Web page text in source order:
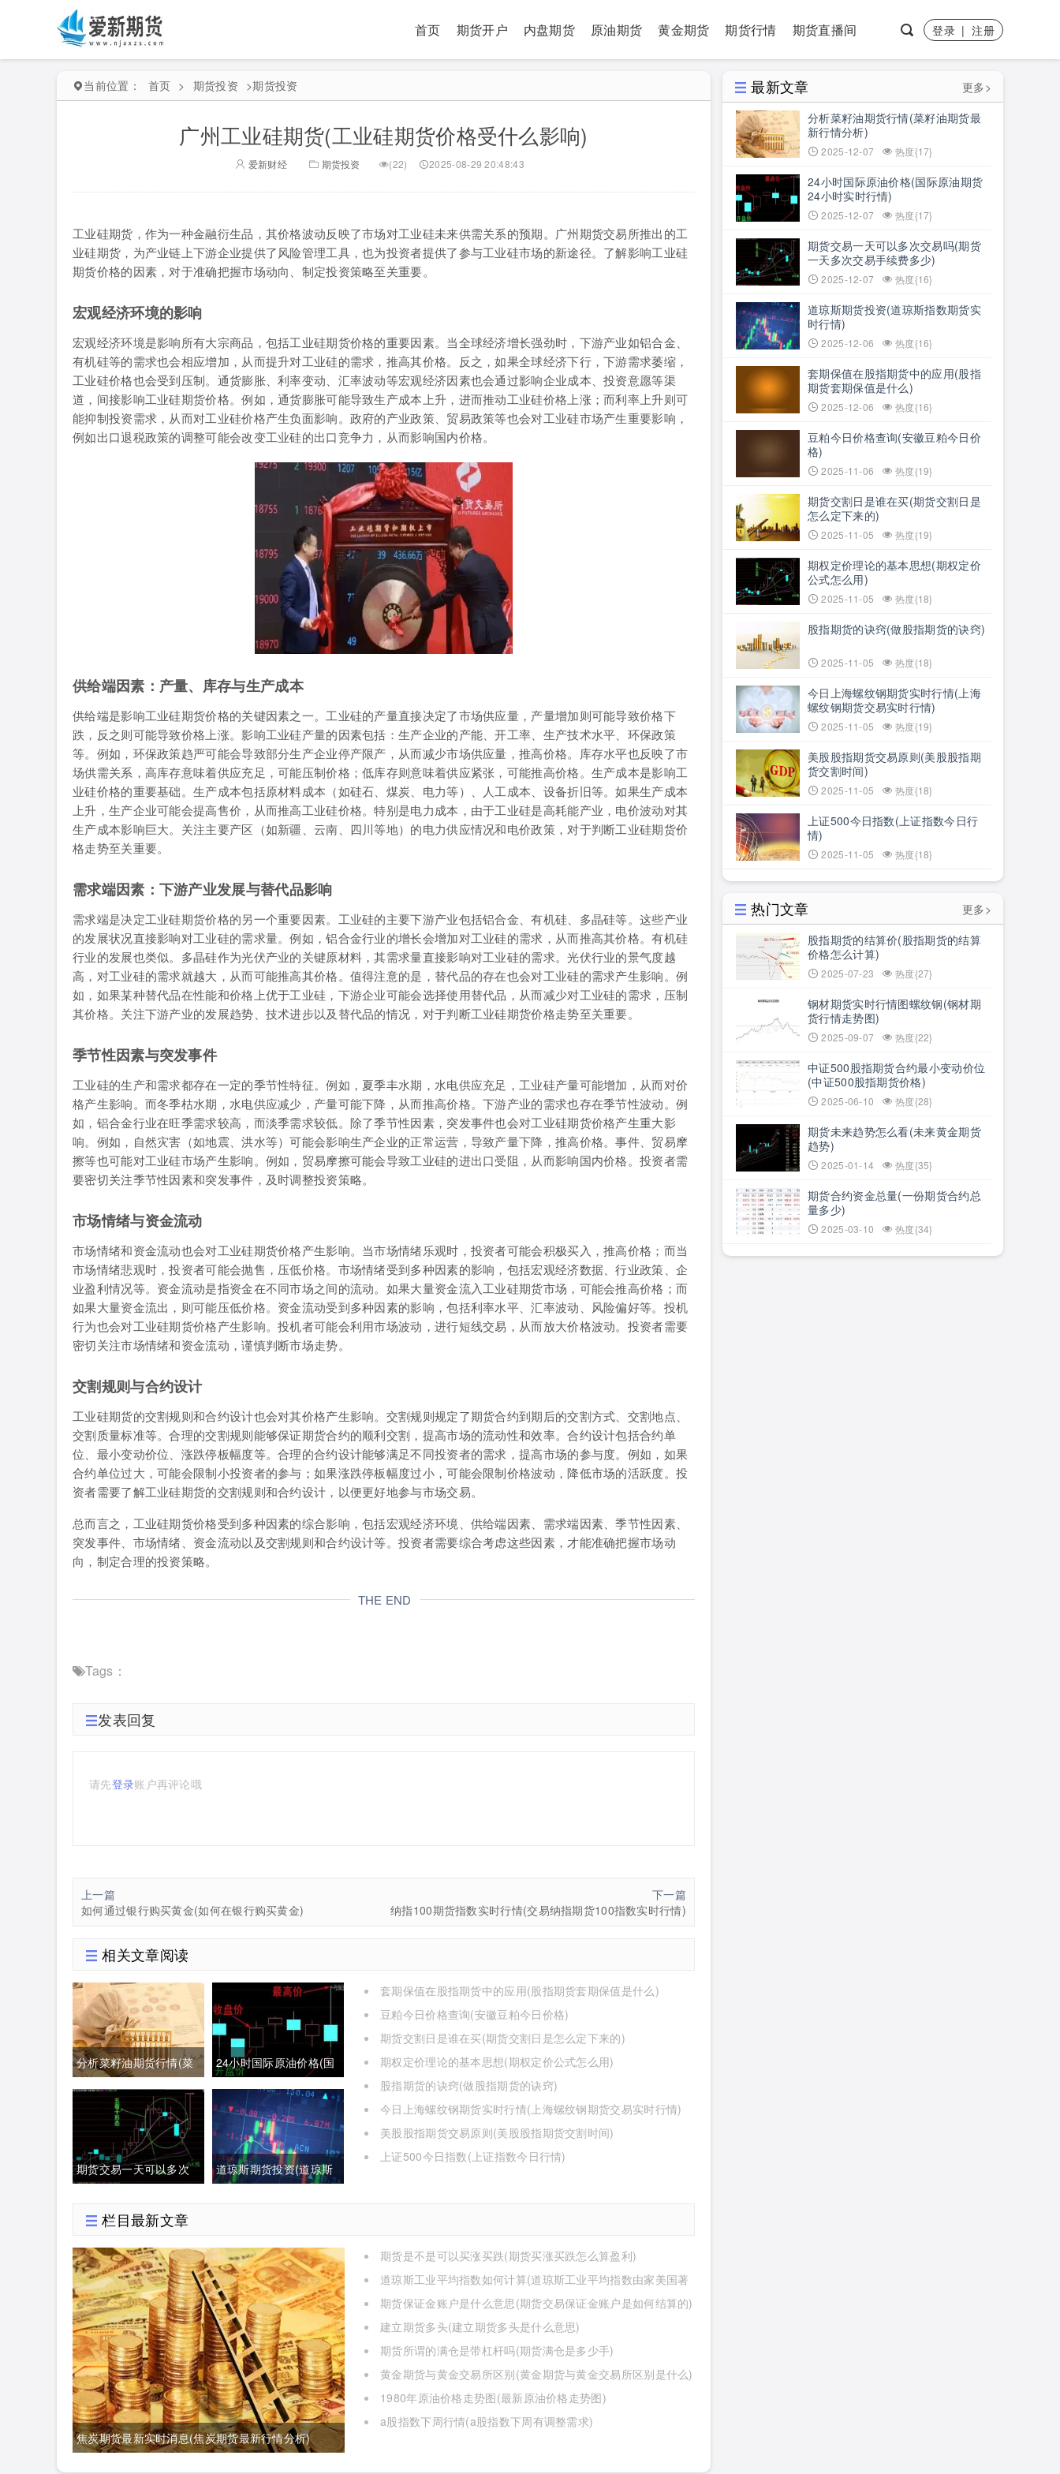
首页 期货开户 内盘期货 原油期货 黄金期货 期货行情 期货直播间 登录|注册
当前位置： 首页 > 期货投资 >期货投资
广州工业硅期货(工业硅期货价格受什么影响)
爱新财经 期货投资 (22) 2025-08-29 20:48:43
工业硅期货，作为一种金融衍生品，其价格波动反映了市场对工业硅未来供需关系的预期。广州期货交易所推出的工
业硅期货，为产业链上下游企业提供了风险管理工具，也为投资者提供了参与工业硅市场的新途径。了解影响工业硅
期货价格的因素，对于准确把握市场动向、制定投资策略至关重要。
宏观经济环境的影响
宏观经济环境是影响所有大宗商品，包括工业硅期货价格的重要因素。当全球经济增长强劲时，下游产业如铝合金、
有机硅等的需求也会相应增加，从而提升对工业硅的需求，推高其价格。反之，如果全球经济下行，下游需求萎缩，
工业硅价格也会受到压制。通货膨胀、利率变动、汇率波动等宏观经济因素也会通过影响企业成本、投资意愿等渠
道，间接影响工业硅期货价格。例如，通货膨胀可能导致生产成本上升，进而推动工业硅价格上涨；而利率上升则可
能抑制投资需求，从而对工业硅价格产生负面影响。政府的产业政策、贸易政策等也会对工业硅市场产生重要影响，
例如出口退税政策的调整可能会改变工业硅的出口竞争力，从而影响国内价格。
供给端因素：产量、库存与生产成本
供给端是影响工业硅期货价格的关键因素之一。工业硅的产量直接决定了市场供应量，产量增加则可能导致价格下
跌，反之则可能导致价格上涨。影响工业硅产量的因素包括：生产企业的产能、开工率、生产技术水平、环保政策
等。例如，环保政策趋严可能会导致部分生产企业停产限产，从而减少市场供应量，推高价格。库存水平也反映了市
场供需关系，高库存意味着供应充足，可能压制价格；低库存则意味着供应紧张，可能推高价格。生产成本是影响工
业硅价格的重要基础。生产成本包括原材料成本（如硅石、煤炭、电力等）、人工成本、设备折旧等。如果生产成本
上升，生产企业可能会提高售价，从而推高工业硅价格。特别是电力成本，由于工业硅是高耗能产业，电价波动对其
生产成本影响巨大。关注主要产区（如新疆、云南、四川等地）的电力供应情况和电价政策，对于判断工业硅期货价
格走势至关重要。
需求端因素：下游产业发展与替代品影响
需求端是决定工业硅期货价格的另一个重要因素。工业硅的主要下游产业包括铝合金、有机硅、多晶硅等。这些产业
的发展状况直接影响对工业硅的需求量。例如，铝合金行业的增长会增加对工业硅的需求，从而推高其价格。有机硅
行业的发展也类似。多晶硅作为光伏产业的关键原材料，其需求量直接影响对工业硅的需求。光伏行业的景气度越
高，对工业硅的需求就越大，从而可能推高其价格。值得注意的是，替代品的存在也会对工业硅的需求产生影响。例
如，如果某种替代品在性能和价格上优于工业硅，下游企业可能会选择使用替代品，从而减少对工业硅的需求，压制
其价格。关注下游产业的发展趋势、技术进步以及替代品的情况，对于判断工业硅期货价格走势至关重要。
季节性因素与突发事件
工业硅的生产和需求都存在一定的季节性特征。例如，夏季丰水期，水电供应充足，工业硅产量可能增加，从而对价
格产生影响。而冬季枯水期，水电供应减少，产量可能下降，从而推高价格。下游产业的需求也存在季节性波动。例
如，铝合金行业在旺季需求较高，而淡季需求较低。除了季节性因素，突发事件也会对工业硅期货价格产生重大影
响。例如，自然灾害（如地震、洪水等）可能会影响生产企业的正常运营，导致产量下降，推高价格。事件、贸易摩
擦等也可能对工业硅市场产生影响。例如，贸易摩擦可能会导致工业硅的进出口受阻，从而影响国内价格。投资者需
要密切关注季节性因素和突发事件，及时调整投资策略。
市场情绪与资金流动
市场情绪和资金流动也会对工业硅期货价格产生影响。当市场情绪乐观时，投资者可能会积极买入，推高价格；而当
市场情绪悲观时，投资者可能会抛售，压低价格。市场情绪受到多种因素的影响，包括宏观经济数据、行业政策、企
业盈利情况等。资金流动是指资金在不同市场之间的流动。如果大量资金流入工业硅期货市场，可能会推高价格；而
如果大量资金流出，则可能压低价格。资金流动受到多种因素的影响，包括利率水平、汇率波动、风险偏好等。投机
行为也会对工业硅期货价格产生影响。投机者可能会利用市场波动，进行短线交易，从而放大价格波动。投资者需要
密切关注市场情绪和资金流动，谨慎判断市场走势。
交割规则与合约设计
工业硅期货的交割规则和合约设计也会对其价格产生影响。交割规则规定了期货合约到期后的交割方式、交割地点、
交割质量标准等。合理的交割规则能够保证期货合约的顺利交割，提高市场的流动性和效率。合约设计包括合约单
位、最小变动价位、涨跌停板幅度等。合理的合约设计能够满足不同投资者的需求，提高市场的参与度。例如，如果
合约单位过大，可能会限制小投资者的参与；如果涨跌停板幅度过小，可能会限制价格波动，降低市场的活跃度。投
资者需要了解工业硅期货的交割规则和合约设计，以便更好地参与市场交易。
总而言之，工业硅期货价格受到多种因素的综合影响，包括宏观经济环境、供给端因素、需求端因素、季节性因素、
突发事件、市场情绪、资金流动以及交割规则和合约设计等。投资者需要综合考虑这些因素，才能准确把握市场动
向，制定合理的投资策略。
THE END
Tags：
发表回复
请先登录账户再评论哦
上一篇
如何通过银行购买黄金(如何在银行购买黄金)
下一篇
纳指100期货指数实时行情(交易纳指期货100指数实时行情)
相关文章阅读
分析菜籽油期货行情(菜
籽油期货最新行情分析)
24小时国际原油价格(国
际原油期货24小时实时
期货交易一天可以多次
易手续费多少)
道琼斯期货投资(道琼斯
套期保值在股指期货中的应用(股指期货套期保值是什么)
豆粕今日价格查询(安徽豆粕今日价格)
期货交割日是谁在买(期货交割日是怎么定下来的)
期权定价理论的基本思想(期权定价公式怎么用)
股指期货的诀窍(做股指期货的诀窍)
今日上海螺纹钢期货实时行情(上海螺纹钢期货交易实时行情)
美股股指期货交易原则(美股股指期货交割时间)
上证500今日指数(上证指数今日行情)
栏目最新文章
焦炭期货最新实时消息(焦炭期货最新行情分析)
期货是不是可以买涨买跌(期货买涨买跌怎么算盈利)
道琼斯工业平均指数如何计算(道琼斯工业平均指数由家美国著
期货保证金账户是什么意思(期货交易保证金账户是如何结算的)
建立期货多头(建立期货多头是什么意思)
期货所谓的满仓是带杠杆吗(期货满仓是多少手)
黄金期货与黄金交易所区别(黄金期货与黄金交易所区别是什么)
1980年原油价格走势图(最新原油价格走势图)
a股指数下周行情(a股指数下周有调整需求)
最新文章
更多>
分析菜籽油期货行情(菜籽油期货最
新行情分析)
2025-12-07 热度{17}
24小时国际原油价格(国际原油期货
24小时实时行情)
2025-12-07 热度{17}
期货交易一天可以多次交易吗(期货
一天多次交易手续费多少)
2025-12-07 热度{16}
道琼斯期货投资(道琼斯指数期货实
时行情)
2025-12-06 热度{16}
套期保值在股指期货中的应用(股指
期货套期保值是什么)
2025-12-06 热度{16}
豆粕今日价格查询(安徽豆粕今日价
格)
2025-11-06 热度{19}
期货交割日是谁在买(期货交割日是
怎么定下来的)
2025-11-05 热度{19}
期权定价理论的基本思想(期权定价
公式怎么用)
2025-11-05 热度{18}
股指期货的诀窍(做股指期货的诀窍)
2025-11-05 热度{18}
今日上海螺纹钢期货实时行情(上海
螺纹钢期货交易实时行情)
2025-11-05 热度{19}
美股股指期货交易原则(美股股指期
货交割时间)
2025-11-05 热度{18}
上证500今日指数(上证指数今日行
情)
2025-11-05 热度{18}
热门文章
更多>
股指期货的结算价(股指期货的结算
价格怎么计算)
2025-07-23 热度{27}
钢材期货实时行情图螺纹钢(钢材期
货行情走势图)
2025-09-07 热度{22}
中证500股指期货合约最小变动价位
(中证500股指期货价格)
2025-06-10 热度{28}
期货未来趋势怎么看(未来黄金期货
趋势)
2025-01-14 热度{35}
期货合约资金总量(一份期货合约总
量多少)
2025-03-10 热度{34}